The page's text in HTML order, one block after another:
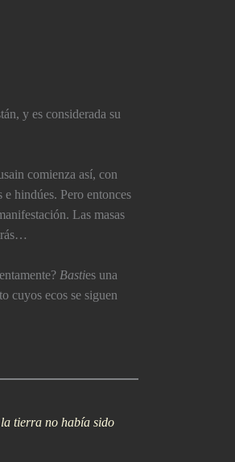
y es considerada su
comienza así­, con
hindúes. Pero entonces
Las masas
Basties una
cuyos ecos se siguen
tierra no habí­a sido